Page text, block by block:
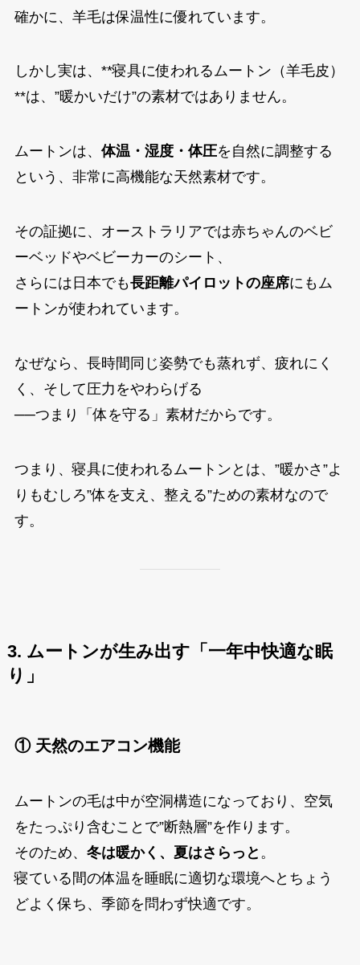
確かに、羊毛は保温性に優れています。
しかし実は、**寝具に使われるムートン（羊毛皮）
**は、”暖かいだけ”の素材ではありません。
ムートンは、 体温・湿度・体圧を自然に調整する
という、非常に高機能な天然素材です。
その証拠に、オーストラリアでは赤ちゃんのベビ
ーベッドやベビーカーのシート、
さらには日本でも長距離パイロットの座席にもム
ートンが使われています。
なぜなら、長時間同じ姿勢でも蒸れず、疲れにく
く、そして圧力をやわらげる
──つまり「体を守る」素材だからです。
つまり、寝具に使われるムートンとは、”暖かさ”よ
りもむしろ”体を支え、整える”ための素材なので
す。
3. ムートンが生み出す「一年中快適な眠
り」
① 天然のエアコン機能
ムートンの毛は中が空洞構造になっており、空気
をたっぷり含むことで”断熱層”を作ります。
そのため、 冬は暖かく、夏はさらっと 。
寝ている間の体温を睡眠に適切な環境へとちょう
どよく保ち、季節を問わず快適です。